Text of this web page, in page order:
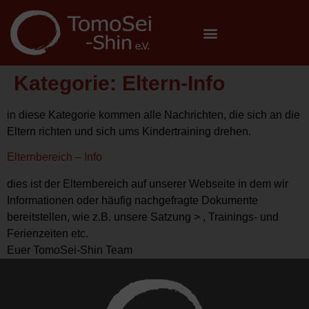
Kategorie: Eltern-Info
in diese Kategorie kommen alle Nachrichten, die sich an die
Eltern richten und sich ums Kindertraining drehen.
Elternbereich – Info
dies ist der Elternbereich auf unserer Webseite in dem wir
Informationen oder häufig nachgefragte Dokumente
bereitstellen, wie z.B. unsere Satzung > , Trainings- und
Ferienzeiten etc.
Euer TomoSei-Shin Team